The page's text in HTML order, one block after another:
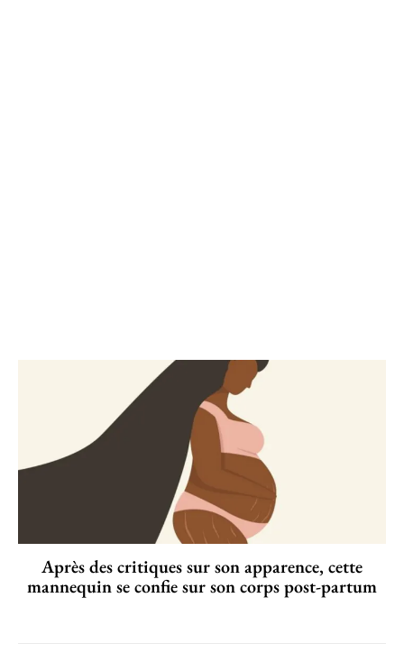
Après des critiques sur son apparence, cette
mannequin se confie sur son corps post-partum